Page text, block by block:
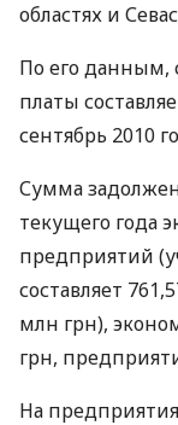
областях и
По его данным,
платы
сентябрь 2010
Сумма
текущего года
предприятий
составляет
млн грн),
грн,
На